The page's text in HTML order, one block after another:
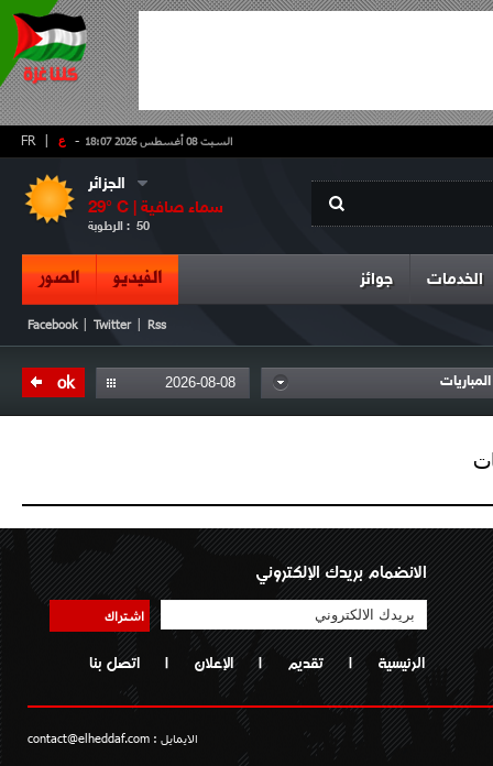
- ع FR السبت 08 أغسطس 2026 18:07
الجزائر
29° C | سماء صافية
الرطوبة : 50
الخدمات جوائز الفيديو الصور
Facebook Twitter Rss
المباريات ok
الانضمام بريدك الإلكتروني
اشتراك
الرئيسية | تقديم | الإعلان | اتصل بنا
الايمايل : contact@elheddaf.com